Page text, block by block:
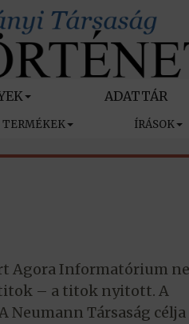
ADATTÁR
TERMÉKEK ÍRÁSOK
Agora Informatórium
– a titok nyitott. A
Társaság célja